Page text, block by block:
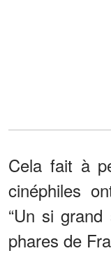
Cela fait à
cinéphiles
“Un si grand
phares de